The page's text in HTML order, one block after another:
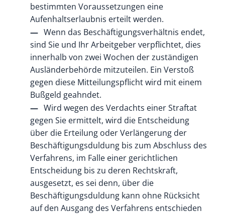
bestimmten Voraussetzungen eine
Aufenhaltserlaubnis erteilt werden.
Wenn das Beschäftigungsverhältnis endet,
sind Sie und Ihr Arbeitgeber verpflichtet, dies
innerhalb von zwei Wochen der zuständigen
Ausländerbehörde mitzuteilen. Ein Verstoß
gegen diese Mitteilungspflicht wird mit einem
Bußgeld geahndet.
Wird wegen des Verdachts einer Straftat
gegen Sie ermittelt, wird die Entscheidung
über die Erteilung oder Verlängerung der
Beschäftigungsduldung bis zum Abschluss des
Verfahrens, im Falle einer gerichtlichen
Entscheidung bis zu deren Rechtskraft,
ausgesetzt, es sei denn, über die
Beschäftigungsduldung kann ohne Rücksicht
auf den Ausgang des Verfahrens entschieden